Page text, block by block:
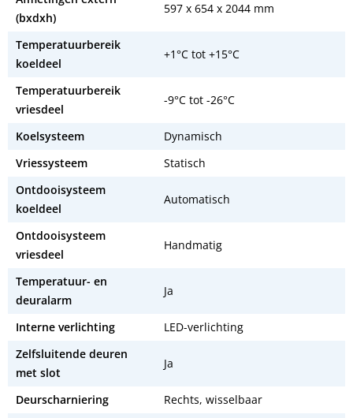
(bxdxh)
597 x 654 x 2044 mm
Temperatuurbereik
koeldeel
+1°C tot +15°C
Temperatuurbereik
vriesdeel
-9°C tot -26°C
Koelsysteem
Dynamisch
Vriessysteem
Statisch
Ontdooisysteem
koeldeel
Automatisch
Ontdooisysteem
vriesdeel
Handmatig
Temperatuur- en
deuralarm
Ja
Interne verlichting
LED-verlichting
Zelfsluitende deuren
met slot
Ja
Deurscharniering Rechts, wisselbaar